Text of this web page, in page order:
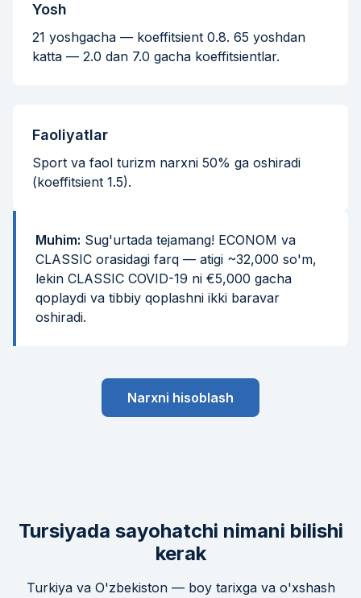
Yosh
21 yoshgacha — koeffitsient 0.8. 65 yoshdan
katta — 2.0 dan 7.0 gacha koeffitsientlar.
Faoliyatlar
Sport va faol turizm narxni 50% ga oshiradi
(koeffitsient 1.5).
Muhim: Sug'urtada tejamang! ECONOM va
CLASSIC orasidagi farq — atigi ~32,000 so'm,
lekin CLASSIC COVID-19 ni €5,000 gacha
qoplaydi va tibbiy qoplashni ikki baravar
oshiradi.
Narxni hisoblash
Tursiyada sayohatchi nimani bilishi
kerak
Turkiya va O'zbekiston — boy tarixga va o'xshash